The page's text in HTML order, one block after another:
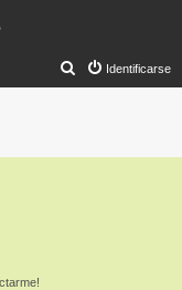
Identificarse